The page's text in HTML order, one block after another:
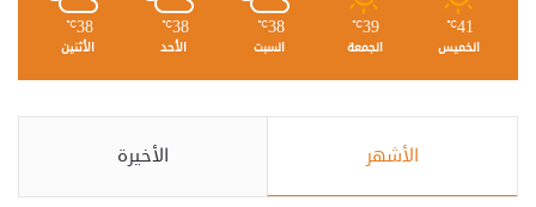
41
℃
الخميس
39
℃
الجمعة
38
℃
السبت
38
℃
الأحد
38
℃
الأثنين
الأشهر الأخيرة